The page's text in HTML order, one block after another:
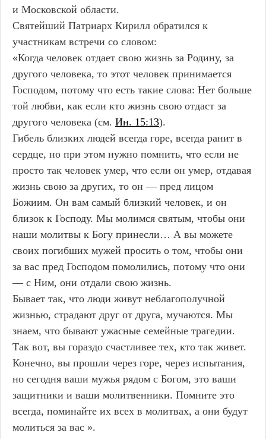
и Московской области.
Святейший Патриарх Кирилл обратился к
участникам встречи со словом:
«Когда человек отдает свою жизнь за Родину, за
другого человека, то этот человек принимается
Господом, потому что есть такие слова: Нет больше
той любви, как если кто жизнь свою отдаст за
другого человека (см. Ин. 15:13).
Гибель близких людей всегда горе, всегда ранит в
сердце, но при этом нужно помнить, что если не
просто так человек умер, что если он умер, отдавая
жизнь свою за других, то он — пред лицом
Божиим. Он вам самый близкий человек, и он
близок к Господу. Мы молимся святым, чтобы они
наши молитвы к Богу принесли… А вы можете
своих погибших мужей просить о том, чтобы они
за вас пред Господом помолились, потому что они
— с Ним, они отдали свою жизнь.
Бывает так, что люди живут неблагополучной
жизнью, страдают друг от друга, мучаются. Мы
знаем, что бывают ужасные семейные трагедии.
Так вот, вы гораздо счастливее тех, кто так живет.
Конечно, вы прошли через горе, через испытания,
но сегодня ваши мужья рядом с Богом, это ваши
защитники и ваши молитвенники. Помните это
всегда, поминайте их всех в молитвах, а они будут
молиться за вас ».